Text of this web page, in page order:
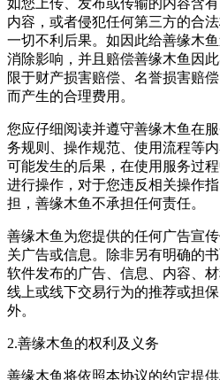
如您上传、发布或传输的内容含
内容，或者侵犯任何第三方的合
一切不利后果。如因此给善缘木
消除影响，并且赔偿善缘木鱼因
限于财产损害赔偿、名誉损害赔
而产生的合理费用。
您应仔细阅读并遵守善缘木鱼在
务规则、操作规范、使用流程等
可能发生的后果，在使用服务过
进行操作，对于您违反相关操作
担，善缘木鱼不承担任何责任。
善缘木鱼为您提供的任何广告宣
关广告或信息。除非另有明确的
软件发布的广告、信息、内容、
线上或线下交易行为的推荐或担
外。
2.善缘木鱼的权利及义务
善缘木鱼将依照本协议的约定提